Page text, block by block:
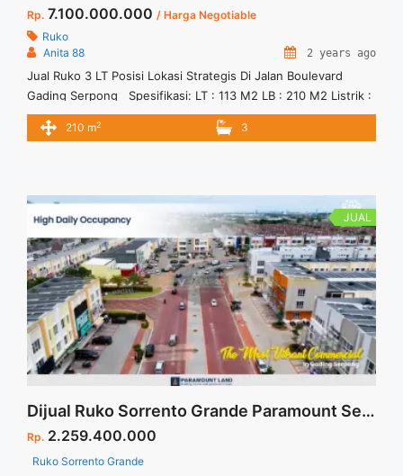
Rp. 7.100.000.000 / Harga Negotiable
Ruko
Anita 88
2 years ago
Jual Ruko 3 LT Posisi Lokasi Strategis Di Jalan Boulevard
Gading Serpong Spesifikasi: LT : 113 M2 LB : 210 M2 Listrik :
7700 Watt Anita 88 Vasapro Realty
210 m2 3
JUAL
Dijual Ruko Sorrento Grande Paramount Serpong Harga Mulai dari 2M an
Rp. 2.259.400.000
Ruko Sorrento Grande